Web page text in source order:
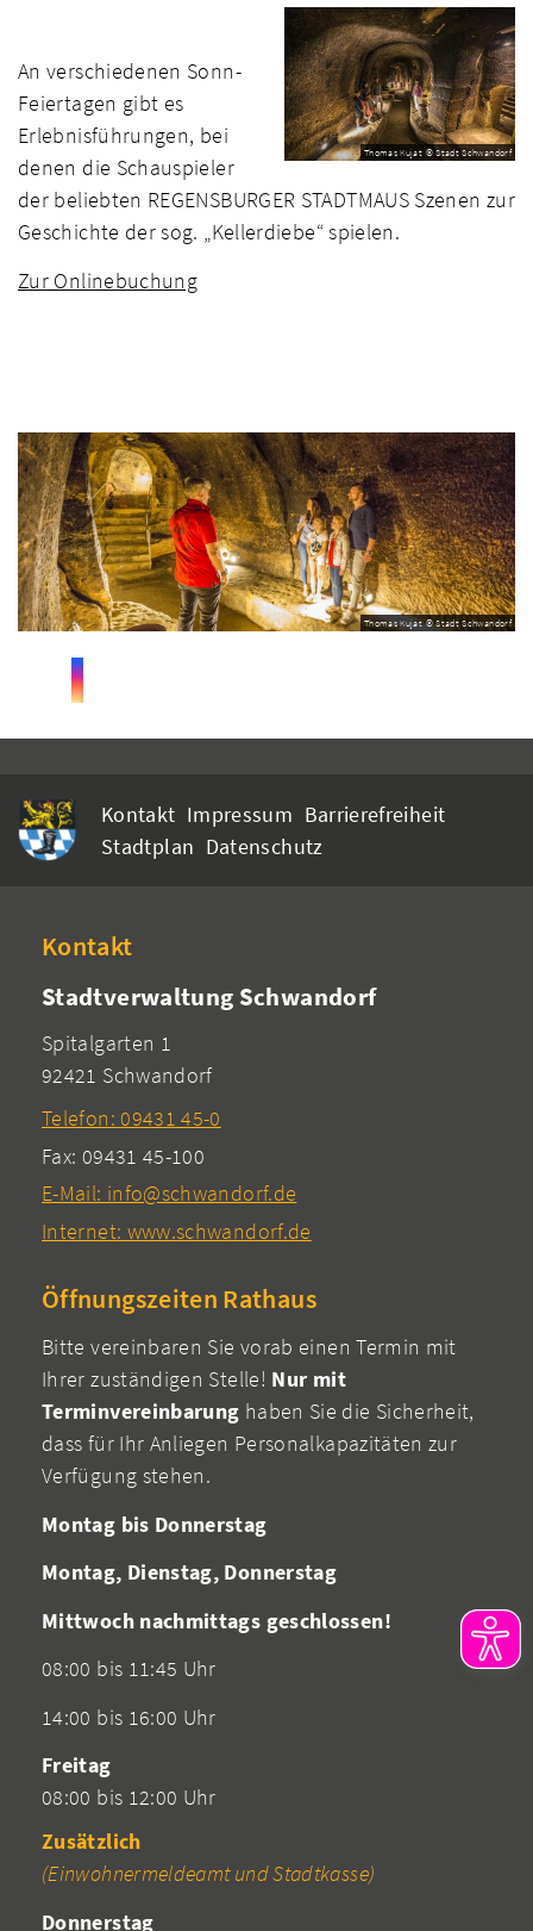
Thomas Kujat © Stadt Schwandorf
An verschiedenen Sonn-
Feiertagen gibt es
Erlebnisführungen, bei
denen die Schauspieler
der beliebten REGENSBURGER STADTMAUS Szenen zur
Geschichte der sog. „Kellerdiebe“ spielen.
Zur Onlinebuchung
Thomas Kujat © Stadt Schwandorf
Kontakt Impressum Barrierefreiheit
Stadtplan Datenschutz
Kontakt
Stadtverwaltung Schwandorf
Spitalgarten 1
92421 Schwandorf
Telefon: 09431 45-0
Fax: 09431 45-100
E-Mail: info@schwandorf.de
Internet: www.schwandorf.de
Öffnungszeiten Rathaus
Bitte vereinbaren Sie vorab einen Termin mit
Ihrer zuständigen Stelle! Nur mit
Terminvereinbarung haben Sie die Sicherheit,
dass für Ihr Anliegen Personalkapazitäten zur
Verfügung stehen.
Montag bis Donnerstag
Montag, Dienstag, Donnerstag
Mittwoch nachmittags geschlossen!
08:00 bis 11:45 Uhr
14:00 bis 16:00 Uhr
Freitag
08:00 bis 12:00 Uhr
Zusätzlich
(Einwohnermeldeamt und Stadtkasse)
Donnerstag